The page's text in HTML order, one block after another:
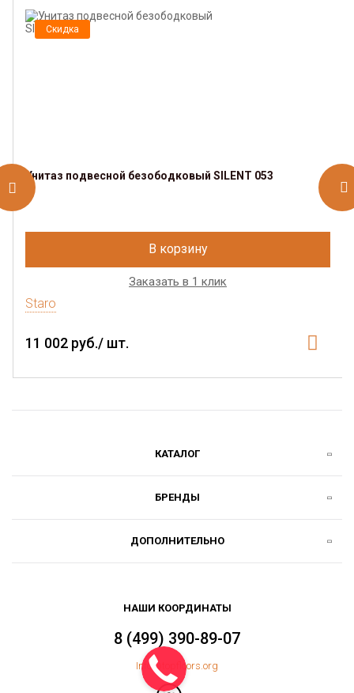
Скидка
Унитаз подвесной безободковый SILENT 053
В корзину
Заказать в 1 клик
Staro
11 002 руб./ шт.
КАТАЛОГ
БРЕНДЫ
ДОПОЛНИТЕЛЬНО
НАШИ КООРДИНАТЫ
8 (499) 390-89-07
Info@topfloors.org